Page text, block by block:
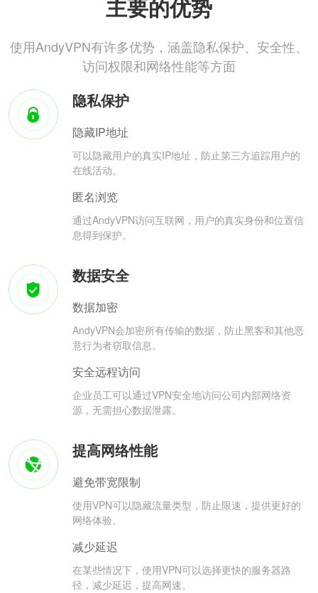
主要的优势
使用AndyVPN有许多优势，涵盖隐私保护、安全性、
访问权限和网络性能等方面
隐私保护
隐藏IP地址
可以隐藏用户的真实IP地址，防止第三方追踪用户的
在线活动。
匿名浏览
通过AndyVPN访问互联网，用户的真实身份和位置信
息得到保护。
数据安全
数据加密
AndyVPN会加密所有传输的数据，防止黑客和其他恶
意行为者窃取信息。
安全远程访问
企业员工可以通过VPN安全地访问公司内部网络资
源，无需担心数据泄露。
提高网络性能
避免带宽限制
使用VPN可以隐藏流量类型，防止限速，提供更好的
网络体验。
减少延迟
在某些情况下，使用VPN可以选择更快的服务器路
径，减少延迟，提高网速。